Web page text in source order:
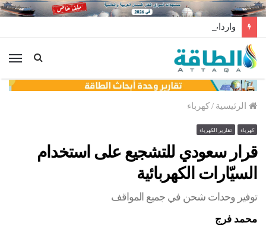
واردات الجزائر من الألواح الشمسية الصينية تهبط 46%
الرئيسية /كهرباء
كهرباء تقارير الكهرباء
قرار سعودي للتشجيع على استخدام
السيّارات الكهربائية
توفير وحدات شحن في جميع المواقف
محمد فرج